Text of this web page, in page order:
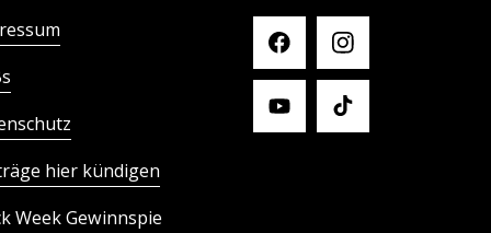
hier kündigen
Week Gewinnspie